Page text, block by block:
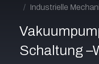
Industrielle
Schaltung